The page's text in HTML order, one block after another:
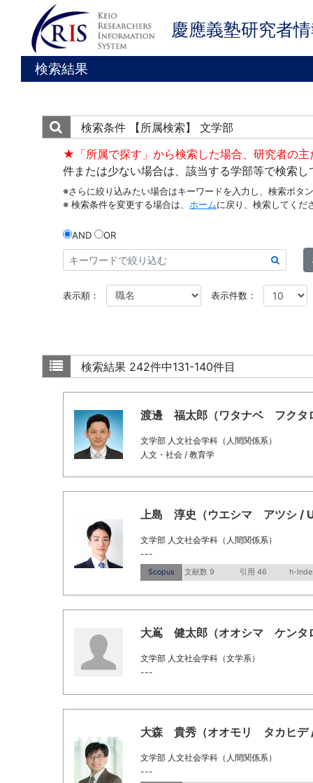
慶應義塾研究者
検索結果
検索条件
【所属検索】 文学部
★「所属で探す」から検索した場合、研究者の
件または少ない場合は、該当する学部等で検索し
※さらに絞り込みたい場合はキーワードを入力し、検索ボタ
※ 検索条件を変更する場合は、 ホームに戻り、検索してくだ
AND OR
表示順： 表示件数：
検索結果 242件中131-140件目
渡邊 福太郎（ワタナベ フクタ
文学部 人文社会学科（人間関係系）
人文・社会 / 教育学
上島 淳史（ウエシマ アツシ /
文学部 人文社会学科（人間関係系）
---
Scopus 文献数 9 引用 46 h-
大嶌 健太郎（オオシマ ケンタ
文学部 人文社会学科（文学系）
---
大森 貴秀（オオモリ タカヒデ
文学部 人文社会学科（人間関係系）
---